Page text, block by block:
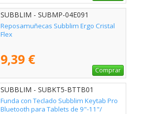
SUBBLIM - SUBMP-04E091
Reposamuñecas Subblim Ergo Cristal
Flex
9,39 €
Comprar
SUBBLIM - SUBKT5-BTTB01
Funda con Teclado Subblim Keytab Pro
Bluetooth para Tablets de 9"-11"/